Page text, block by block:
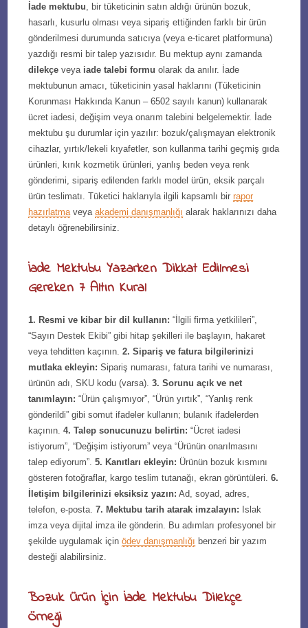
İade mektubu , bir tüketicinin satın aldığı ürünün bozuk,
hasarlı, kusurlu olması veya sipariş ettiğinden farklı bir ürün
gönderilmesi durumunda satıcıya (veya e-ticaret platformuna)
yazdığı resmi bir talep yazısıdır. Bu mektup aynı zamanda
dilekçe veya iade talebi formu olarak da anılır. İade
mektubunun amacı, tüketicinin yasal haklarını (Tüketicinin
Korunması Hakkında Kanun – 6502 sayılı kanun) kullanarak
ücret iadesi, değişim veya onarım talebini belgelemektir. İade
mektubu şu durumlar için yazılır: bozuk/çalışmayan elektronik
cihazlar, yırtık/lekeli kıyafetler, son kullanma tarihi geçmiş gıda
ürünleri, kırık kozmetik ürünleri, yanlış beden veya renk
gönderimi, sipariş edilenden farklı model ürün, eksik parçalı
ürün teslimatı. Tüketici haklarıyla ilgili kapsamlı birrapor
hazırlatma veyaakademi danışmanlığı alarak haklarınızı daha
detaylı öğrenebilirsiniz.
İade Mektubu Yazarken Dikkat Edilmesi
Gereken 7 Altın Kural
1. Resmi ve kibar bir dil kullanın: “İlgili firma yetkilileri”,
“Sayın Destek Ekibi” gibi hitap şekilleri ile başlayın, hakaret
veya tehditten kaçının.2. Sipariş ve fatura bilgilerinizi
mutlaka ekleyin: Sipariş numarası, fatura tarihi ve numarası,
ürünün adı, SKU kodu (varsa).3. Sorunu açık ve net
tanımlayın: “Ürün çalışmıyor”, “Ürün yırtık”, “Yanlış renk
gönderildi” gibi somut ifadeler kullanın; bulanık ifadelerden
kaçının.4. Talep sonucunuzu belirtin: “Ücret iadesi
istiyorum”, “Değişim istiyorum” veya “Ürünün onarılmasını
talep ediyorum”.5. Kanıtları ekleyin: Ürünün bozuk kısmını
gösteren fotoğraflar, kargo teslim tutanağı, ekran görüntüleri.6.
İletişim bilgilerinizi eksiksiz yazın: Ad, soyad, adres,
telefon, e-posta.7. Mektubu tarih atarak imzalayın: Islak
imza veya dijital imza ile gönderin. Bu adımları profesyonel bir
şekilde uygulamak içinödev danışmanlığı benzeri bir yazım
desteği alabilirsiniz.
Bozuk Ürün İçin İade Mektubu Dilekçe
Örneği